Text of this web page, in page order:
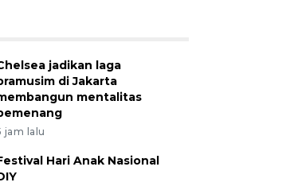
jadikan laga
di Jakarta
mentalitas
jam lalu
Hari Anak Nasional